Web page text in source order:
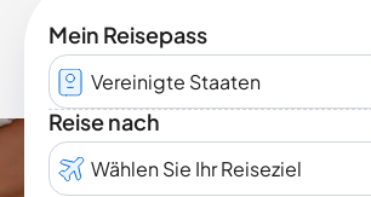
Mein Reisepass
Vereinigte Staaten
Reise nach
Wählen Sie Ihr Reiseziel